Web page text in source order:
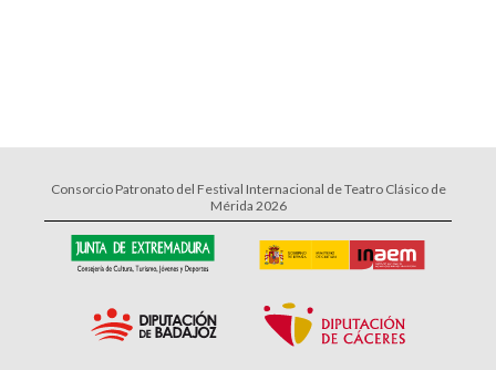
Consorcio Patronato del Festival Internacional de Teatro Clásico de
Mérida 2026